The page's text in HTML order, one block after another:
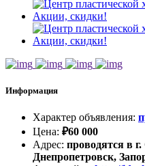
Информация
Характер объявления:
Цена: ₽60 000
Адрес: проводятся в
Днепропетровск,